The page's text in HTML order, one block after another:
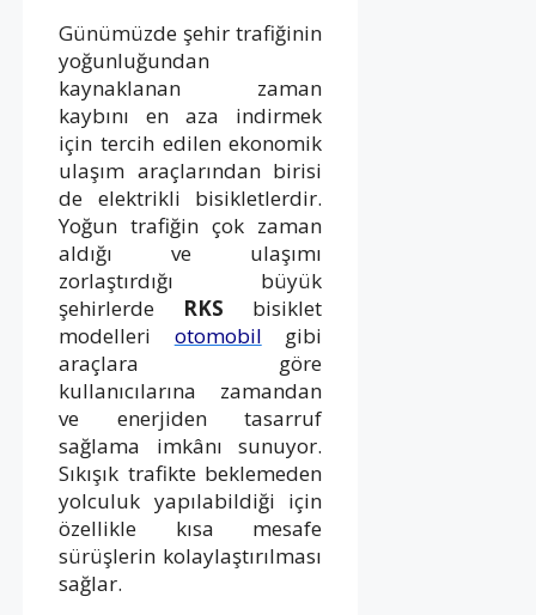
Günümüzde şehir trafiğinin
yoğunluğundan
kaynaklanan zaman
kaybını en aza indirmek
için tercih edilen ekonomik
ulaşım araçlarından birisi
de elektrikli bisikletlerdir.
Yoğun trafiğin çok zaman
aldığı ve ulaşımı
zorlaştırdığı büyük
şehirlerde RKS bisiklet
modelleri otomobil gibi
araçlara göre
kullanıcılarına zamandan
ve enerjiden tasarruf
sağlama imkânı sunuyor.
Sıkışık trafikte beklemeden
yolculuk yapılabildiği için
özellikle kısa mesafe
sürüşlerin kolaylaştırılması
sağlar.